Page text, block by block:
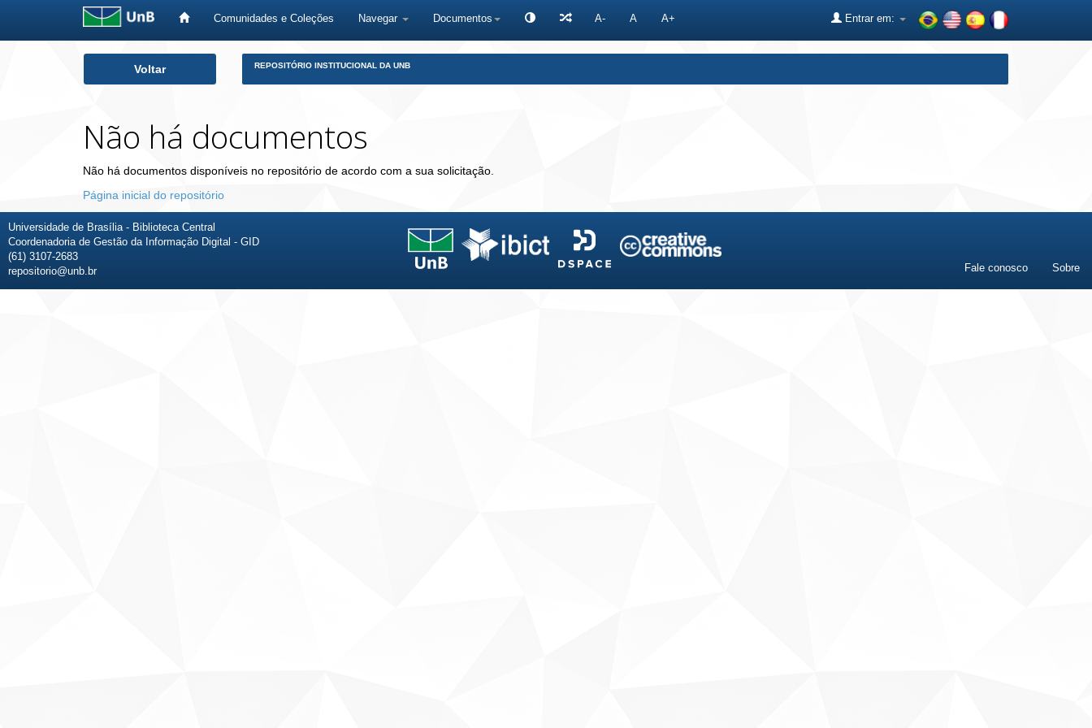
Comunidades e Coleções Navegar Documentos A- A A+ Entrar em:
Voltar REPOSITÓRIO INSTITUCIONAL DA UNB
Não há documentos
Não há documentos disponíveis no repositório de acordo com a sua solicitação.
Página inicial do repositório
Universidade de Brasília - Biblioteca Central
Coordenadoria de Gestão da Informação Digital - GID
(61) 3107-2683
repositorio@unb.br
Fale conosco Sobre